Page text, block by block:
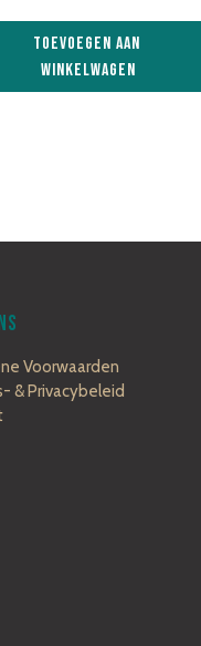
was:
€32,99.
is:
€30,49.
Toevoegen aan
winkelwagen
Voorwaarden
& Privacybeleid